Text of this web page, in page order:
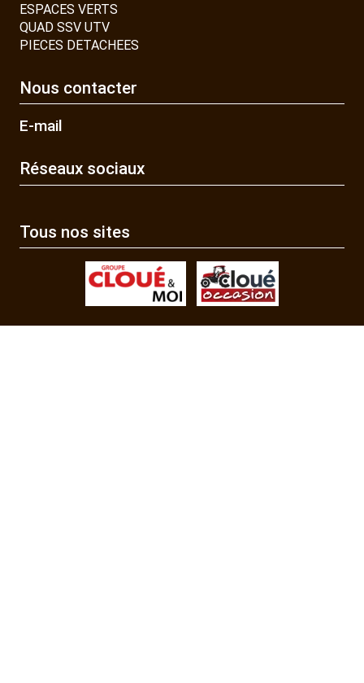
ESPACES VERTS
QUAD SSV UTV
PIECES DETACHEES
Nous contacter
E-mail
Réseaux sociaux
Tous nos sites